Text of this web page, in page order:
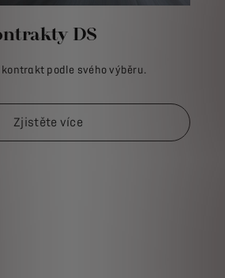
DS
podle svého výběru.
Zjistěte více